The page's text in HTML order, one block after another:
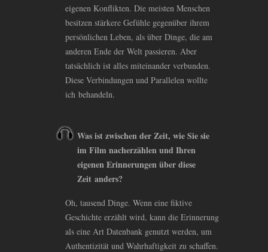
eigenen Konflikten. Die meisten Menschen
besitzen stärkere Gefühle gegenüber ihrem
persönlichen Leben, als über Dinge, die am
anderen Ende der Welt passieren. Aber
tatsächlich ist alles miteinander verbunden.
Diese Verbindungen und Parallelen wollte
ich behandeln.
Was ist zwischen der Zeit, wie Sie sie
im Film nacherzählen und Ihren
eigenen Erinnerungen über diese
Zeit anders?
Oh, tausend Dinge. Wenn eine fiktive
Geschichte erzählt wird, kann die Erinnerung
als eine Art Datenbank genutzt werden, um
Authentizität und Wahrhaftigkeit zu schaffen.